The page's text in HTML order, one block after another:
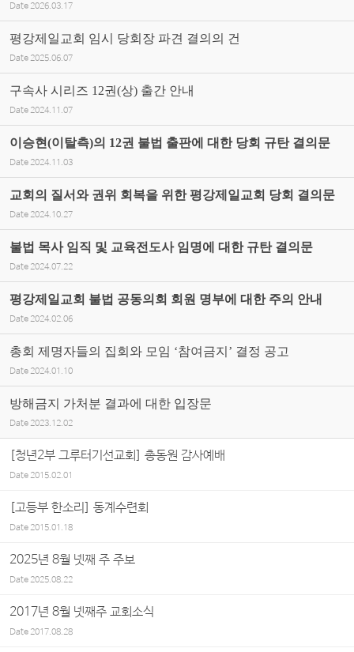
Date 2026.03.17
평강제일교회 임시 당회장 파견 결의의 건
Date 2025.06.07
구속사 시리즈 12권(상) 출간 안내
Date 2024.11.07
이승현(이탈측)의 12권 불법 출판에 대한 당회 규탄 결의문
Date 2024.11.03
교회의 질서와 권위 회복을 위한 평강제일교회 당회 결의문
Date 2024.10.27
불법 목사 임직 및 교육전도사 임명에 대한 규탄 결의문
Date 2024.07.22
평강제일교회 불법 공동의회 회원 명부에 대한 주의 안내
Date 2024.02.06
총회 제명자들의 집회와 모임 ‘참여금지’ 결정 공고
Date 2024.01.10
방해금지 가처분 결과에 대한 입장문
Date 2023.12.02
[청년2부 그루터기선교회] 총동원 감사예배
Date2015.02.01
[고등부 한소리] 동계수련회
Date2015.01.18
2025년 8월 넷째 주 주보
Date2025.08.22
2017년 8월 넷째주 교회소식
Date2017.08.28